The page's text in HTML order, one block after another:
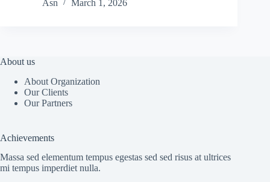
Asn
March 1, 2026
About us
About Organization
Our Clients
Our Partners
Achievements
Massa sed elementum tempus egestas sed sed risus at ultrices
mi tempus imperdiet nulla.